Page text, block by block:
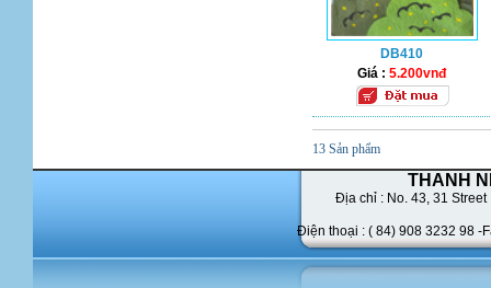
DB410
Giá :5.200vnđ
13 Sản phẩm
THANH
Địa chỉ : No. 43, 31 Street
Điện thoại : ( 84) 908 3232 98 -